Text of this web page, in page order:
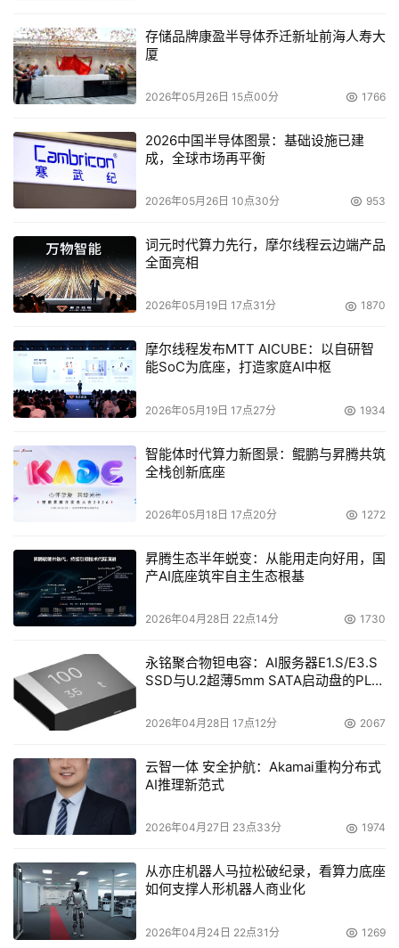
存储品牌康盈半导体乔迁新址前海人寿大
厦
2026年05月26日 15点00分 1766
2026中国半导体图景：基础设施已建
成，全球市场再平衡
2026年05月26日 10点30分 953
词元时代算力先行，摩尔线程云边端产品
全面亮相
2026年05月19日 17点31分 1870
摩尔线程发布MTT AICUBE：以自研智
能SoC为底座，打造家庭AI中枢
2026年05月19日 17点27分 1934
智能体时代算力新图景：鲲鹏与昇腾共筑
全栈创新底座
2026年05月18日 17点20分 1272
昇腾生态半年蜕变：从能用走向好用，国
产AI底座筑牢自主生态根基
2026年04月28日 22点14分 1730
永铭聚合物钽电容：AI服务器E1.S/E3.S
SSD与U.2超薄5mm SATA启动盘的PLP
2026年04月28日 17点12分 2067
云智一体 安全护航：Akamai重构分布式
AI推理新范式
2026年04月27日 23点33分 1974
从亦庄机器人马拉松破纪录，看算力底座
如何支撑人形机器人商业化
2026年04月24日 22点31分 1269